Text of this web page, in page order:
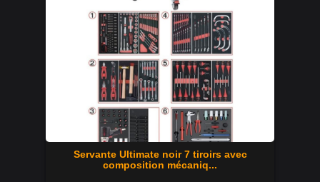
Servante Ultimate noir 7 tiroirs avec
composition mécaniq...